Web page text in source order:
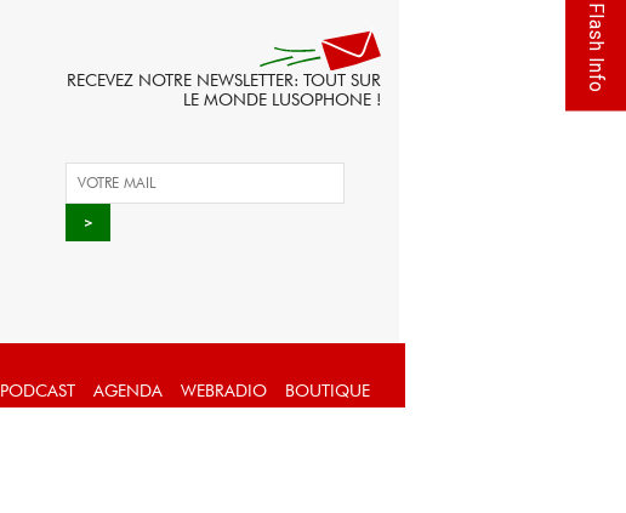
RECEVEZ NOTRE NEWSLETTER: TOUT SUR
LE MONDE LUSOPHONE !
PODCAST AGENDA WEBRADIO BOUTIQUE
Flash Info